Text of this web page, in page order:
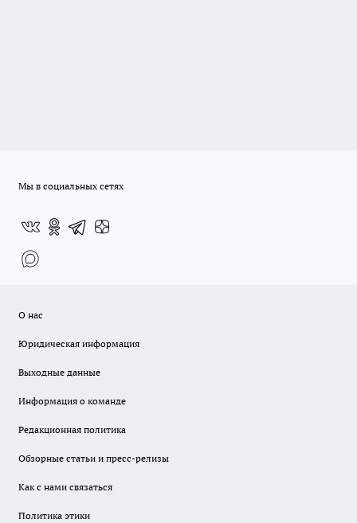
Мы в социальных сетях
О нас
Юридическая информация
Выходные данные
Информация о команде
Редакционная политика
Обзорные статьи и пресс-релизы
Как с нами связаться
Политика этики